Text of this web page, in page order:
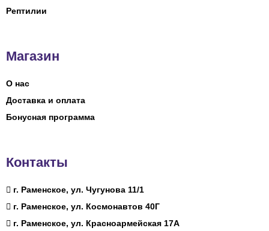
Рептилии
Магазин
О нас
Доставка и оплата
Бонусная программа
Контакты
г. Раменское, ул. Чугунова 11/1
г. Раменское, ул. Космонавтов 40Г
г. Раменское, ул. Красноармейская 17А